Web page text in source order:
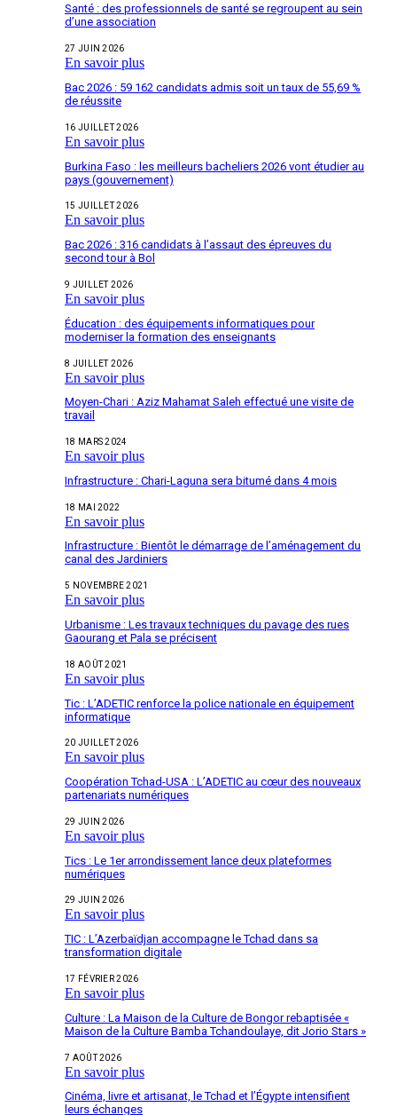
Santé : des professionnels de santé se regroupent au sein
d’une association
27 JUIN 2026
En savoir plus
Bac 2026 : 59 162 candidats admis soit un taux de 55,69 %
de réussite
16 JUILLET 2026
En savoir plus
Burkina Faso : les meilleurs bacheliers 2026 vont étudier au
pays (gouvernement)
15 JUILLET 2026
En savoir plus
Bac 2026 : 316 candidats à l’assaut des épreuves du
second tour à Bol
9 JUILLET 2026
En savoir plus
Éducation : des équipements informatiques pour
moderniser la formation des enseignants
8 JUILLET 2026
En savoir plus
Moyen-Chari : Aziz Mahamat Saleh effectué une visite de
travail
18 MARS 2024
En savoir plus
Infrastructure : Chari-Laguna sera bitumé dans 4 mois
18 MAI 2022
En savoir plus
Infrastructure : Bientôt le démarrage de l’aménagement du
canal des Jardiniers
5 NOVEMBRE 2021
En savoir plus
Urbanisme : Les travaux techniques du pavage des rues
Gaourang et Pala se précisent
18 AOÛT 2021
En savoir plus
Tic : L’ADETIC renforce la police nationale en équipement
informatique
20 JUILLET 2026
En savoir plus
Coopération Tchad-USA : L’ADETIC au cœur des nouveaux
partenariats numériques
29 JUIN 2026
En savoir plus
Tics : Le 1er arrondissement lance deux plateformes
numériques
29 JUIN 2026
En savoir plus
TIC : L’Azerbaïdjan accompagne le Tchad dans sa
transformation digitale
17 FÉVRIER 2026
En savoir plus
Culture : La Maison de la Culture de Bongor rebaptisée «
Maison de la Culture Bamba Tchandoulaye, dit Jorio Stars »
7 AOÛT 2026
En savoir plus
Cinéma, livre et artisanat, le Tchad et l’Égypte intensifient
leurs échanges